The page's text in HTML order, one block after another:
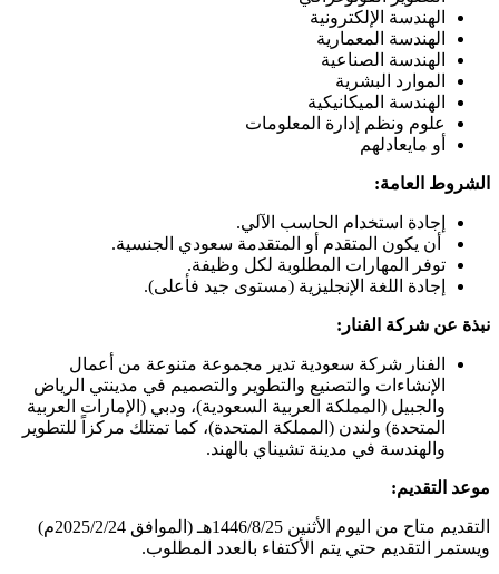
الهندسة الإلكترونية
الهندسة المعمارية
الهندسة الصناعية
الموارد البشرية
الهندسة الميكانيكية
علوم ونظم إدارة المعلومات
أو مايعادلهم
الشروط العامة:
إجادة استخدام الحاسب الآلي.
أن يكون المتقدم أو المتقدمة سعودي الجنسية.
توفر المهارات المطلوبة لكل وظيفة.
إجادة اللغة الإنجليزية (مستوى جيد فأعلى).
نبذة عن شركة الفنار:
الفنار شركة سعودية تدير مجموعة متنوعة من أعمال
الإنشاءات والتصنيع والتطوير والتصميم في مدينتي الرياض
والجبيل (المملكة العربية السعودية)، ودبي (الإمارات العربية
المتحدة) ولندن (المملكة المتحدة)، كما تمتلك مركزاً للتطوير
والهندسة في مدينة تشيناي بالهند.
موعد التقديم:
التقديم متاح من اليوم الأثنين 1446/8/25هـ (الموافق 2025/2/24م)
ويستمر التقديم حتي يتم الأكتفاء بالعدد المطلوب.